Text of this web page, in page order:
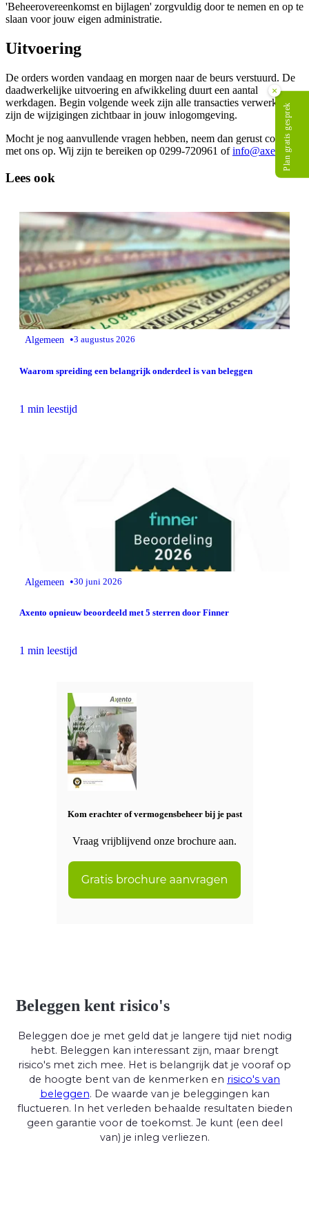
'Beheerovereenkomst en bijlagen' zorgvuldig door te nemen en op te
slaan voor jouw eigen administratie.
Uitvoering
De orders worden vandaag en morgen naar de beurs verstuurd. De
daadwerkelijke uitvoering en afwikkeling duurt een aantal
werkdagen. Begin volgende week zijn alle transacties verwerkt en
zijn de wijzigingen zichtbaar in jouw inlogomgeving.
Mocht je nog aanvullende vragen hebben, neem dan gerust contact
met ons op. Wij zijn te bereiken op 0299-720961 ofinfo@axento.nl
Lees ook
Algemeen •3 augustus 2026
Waarom spreiding een belangrijk onderdeel is van beleggen
1 min leestijd
Algemeen •30 juni 2026
Axento opnieuw beoordeeld met 5 sterren door Finner
1 min leestijd
Kom erachter of vermogensbeheer bij je past
Vraag vrijblijvend onze brochure aan.
Beleggen kent risico's
Beleggen doe je met geld dat je langere tijd niet nodig
hebt. Beleggen kan interessant zijn, maar brengt
risico's met zich mee. Het is belangrijk dat je vooraf op
de hoogte bent van de kenmerken en risico's van
beleggen. De waarde van je beleggingen kan
fluctueren. In het verleden behaalde resultaten bieden
geen garantie voor de toekomst. Je kunt (een deel
van) je inleg verliezen.
×
Plan gratis gesprek